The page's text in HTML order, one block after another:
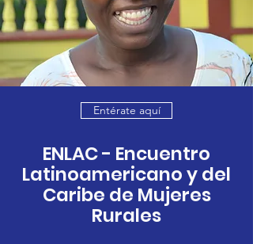
Entérate aquí
ENLAC - Encuentro
Latinoamericano y del
Caribe de Mujeres
Rurales